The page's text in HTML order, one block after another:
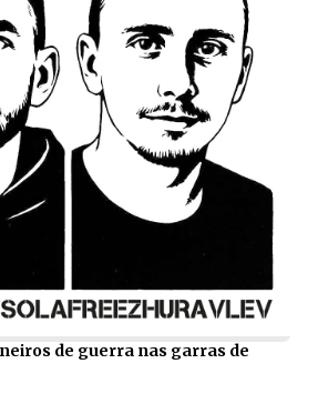
de guerra nas garras de